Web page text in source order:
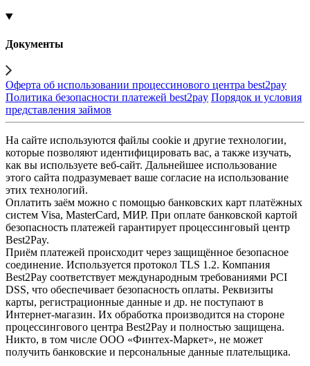
Документы
Оферта об использовании процессинового центра best2pay
Политика безопасности платежей best2pay Порядок и условия
представления займов
На сайте используются файлы cookie и другие технологии,
которые позволяют идентифицировать вас, а также изучать,
как вы используете веб-сайт. Дальнейшее использование
этого сайта подразумевает ваше согласие на использование
этих технологий.
Оплатить заём можно с помощью банковских карт платёжных
систем Visa, MasterCard, МИР. При оплате банковской картой
безопасность платежей гарантирует процессинговый центр
Best2Pay.
Приём платежей происходит через защищённое безопасное
соединение. Используется протокол TLS 1.2. Компания
Best2Pay соответствует международным требованиями PCI
DSS, что обеспечивает безопасность оплаты. Реквизиты
карты, регистрационные данные и др. не поступают в
Интернет-магазин. Их обработка производится на стороне
процессингового центра Best2Pay и полностью защищена.
Никто, в том числе ООО «Финтех-Маркет», не может
получить банковские и персональные данные плательщика.